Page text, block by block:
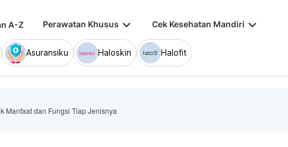
A-Z Perawatan Khusus keyboard_arrow_down Cek Kesehatan Mandiri keyboard_arrow_down
Asuransiku Haloskin Halofit
Manfaat dan Fungsi Tiap Jenisnya